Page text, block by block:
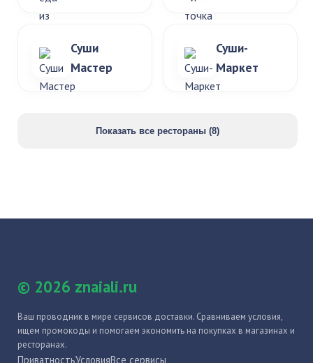
Суши
Мастер
Суши-
Маркет
Показать все рестораны (8)
© 2026 znaiali.ru
Ваш проводник в мире сервисов доставки. Сравниваем условия,
ищем промокоды и помогаем экономить на покупках в магазинах и
ресторанах.
ПриватностьУсловияВсе сервисы